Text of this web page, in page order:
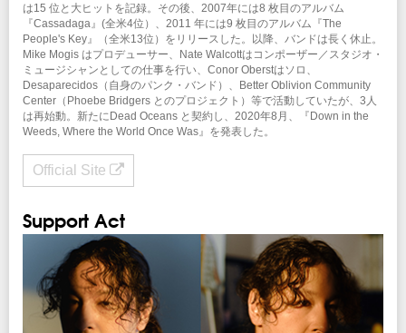
は15 位と大ヒットを記録。その後、2007年には8 枚目のアルバム
『Cassadaga』(全米4位）、2011 年には9 枚目のアルバム『The
People's Key』（全米13位）をリリースした。以降、バンドは長く休止。
Mike Mogis はプロデューサー、Nate Walcottはコンポーザー／スタジオ・
ミュージシャンとしての仕事を行い、Conor Oberstはソロ、
Desaparecidos（自身のパンク・バンド）、Better Oblivion Community
Center（Phoebe Bridgers とのプロジェクト）等で活動していたが、3人
は再始動。新たにDead Oceans と契約し、2020年8月、『Down in the
Weeds, Where the World Once Was』を発表した。
Official Site
Support Act